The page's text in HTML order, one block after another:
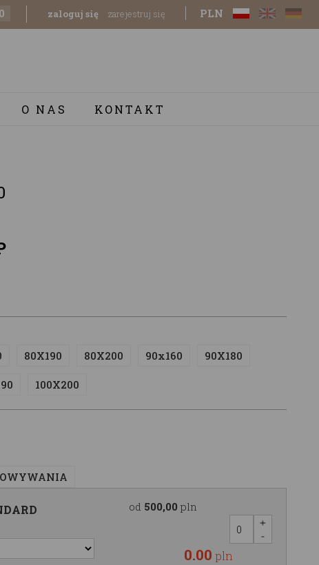
0 zaloguj się zarejestruj się PLN
O NAS KONTAKT
80X190 80X200 90x160 90X180
100X200
od 500,00 pln
0.00 pln